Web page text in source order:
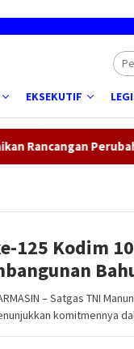
EKSEKUTIF
Perubahan KUA-
125 Kodim
– Satgas TNI
komitmennya